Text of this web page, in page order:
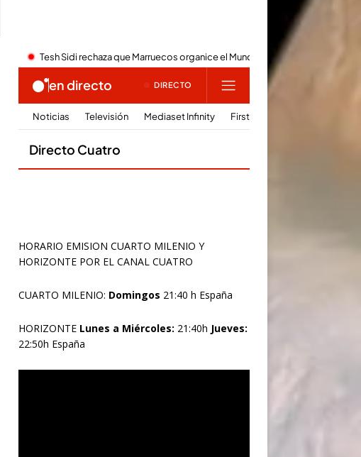
HORARIO EMISION CUARTO MILENIO Y
HORIZONTE POR EL CANAL CUATRO
CUARTO MILENIO: Domingos 21:40 h España
HORIZONTE Lunes a Miércoles: 21:40h Jueves:
22:50h España